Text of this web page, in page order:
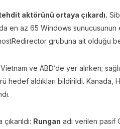
aktörünü ortaya çıkardı.
en az 65 Windows
grubuna ait olduğu
ve ABD’de yer alırken;
aldıkları bildirildi. Kanada,
Rungan adı verilen pasif